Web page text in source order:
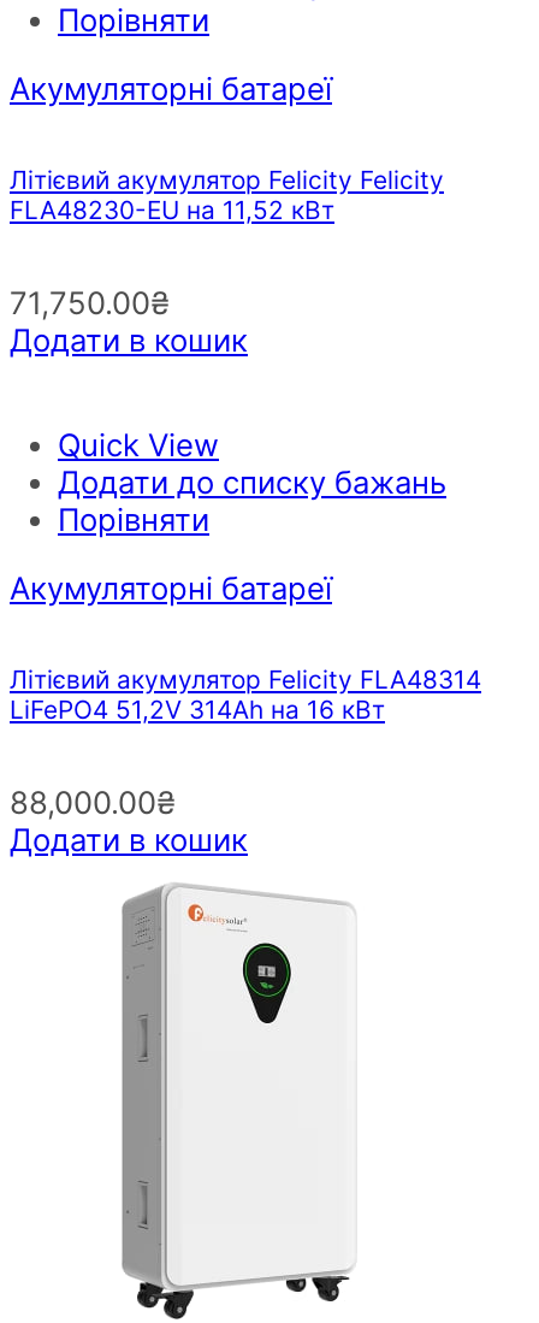
Порівняти
Акумуляторні батареї
Літієвий акумулятор Felicity Felicity
FLA48230-EU на 11,52 кВт
71,750.00₴
Додати в кошик
Quick View
Додати до списку бажань
Порівняти
Акумуляторні батареї
Літієвий акумулятор Felicity FLA48314
LiFePO4 51,2V 314Ah на 16 кВт
88,000.00₴
Додати в кошик